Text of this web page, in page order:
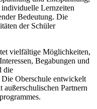
Lernzeiten
Bedeutung. Die
der Schüler
vielfältige Möglichkeiten,
Begabungen und
die
Oberschule entwickelt
Partnern